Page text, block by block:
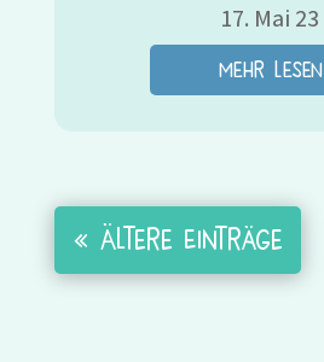
17. Mai 23
mehr lesen
« Ältere Einträge